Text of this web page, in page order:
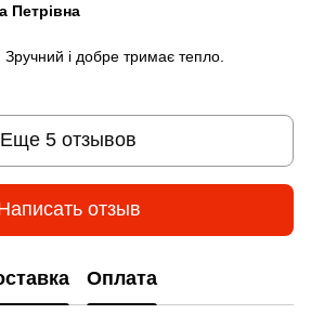
Петрівна
і добре тримає тепло.
Еще 5 отзывов
отзыв
Оплата